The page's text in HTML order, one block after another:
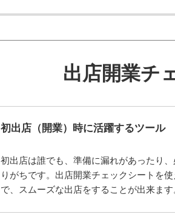
出店開業チ
初出店（開業）時に活躍するツール
初出店は誰でも、準備に漏れがあったり
りがちです。出店開業チェックシートを
で、スムーズな出店をすることが出来ます